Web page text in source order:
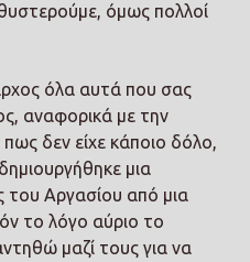
όμως πολλοί
όλα αυτά που σας
αναφορικά με την
δεν είχε κάποιο δόλο,
μια
του Αργασίου από μια
το λόγο αύριο το
μαζί τους για να